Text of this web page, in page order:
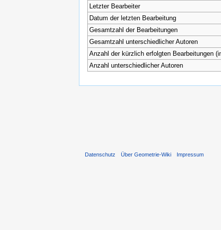
Letzter Bearbeiter
Datum der letzten Bearbeitung
Gesamtzahl der Bearbeitungen
Gesamtzahl unterschiedlicher Autoren
Anzahl der kürzlich erfolgten Bearbeitungen
Anzahl unterschiedlicher Autoren
Datenschutz Über Geometrie-Wiki Impressum